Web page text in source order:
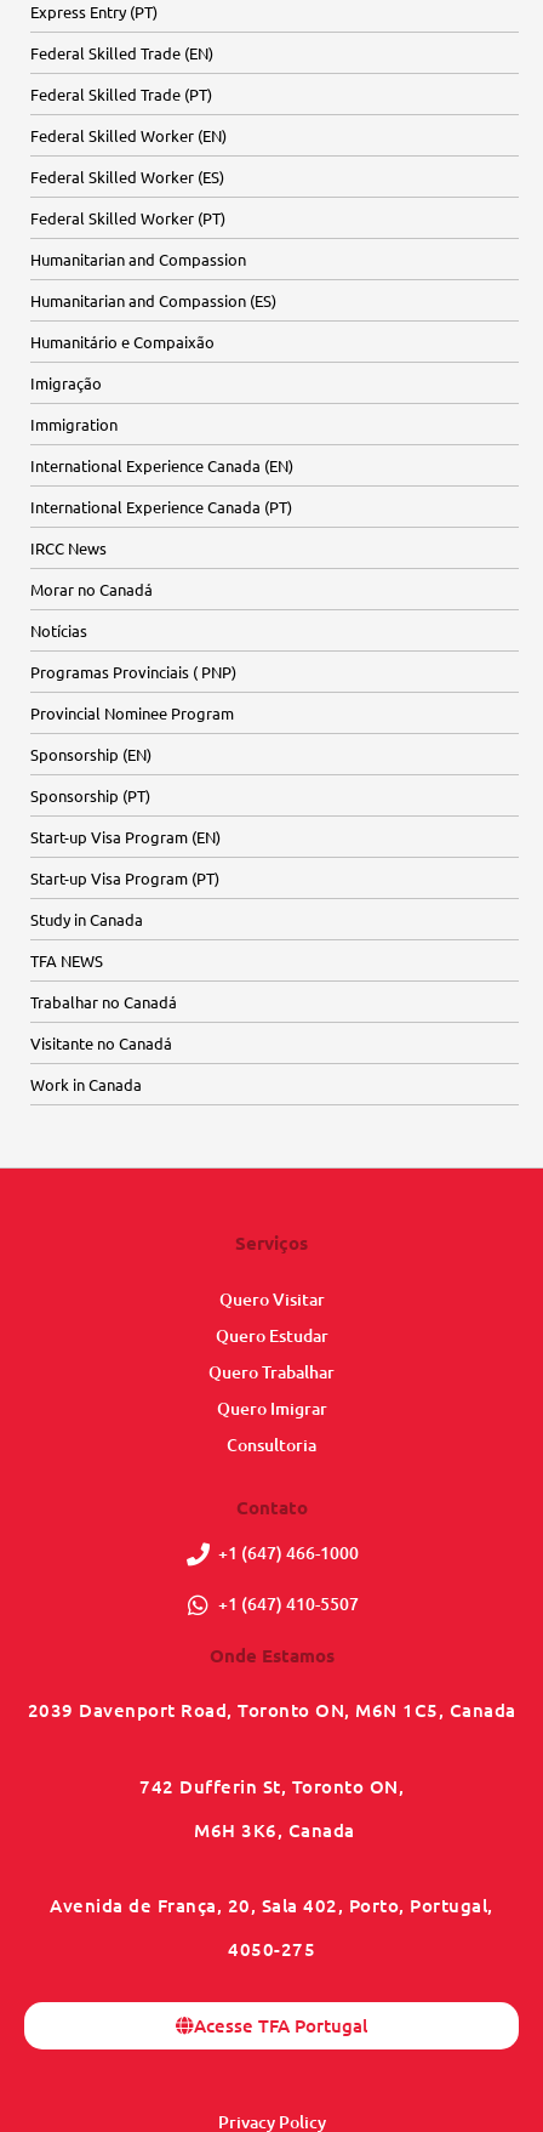
Express Entry (PT)
Federal Skilled Trade (EN)
Federal Skilled Trade (PT)
Federal Skilled Worker (EN)
Federal Skilled Worker (ES)
Federal Skilled Worker (PT)
Humanitarian and Compassion
Humanitarian and Compassion (ES)
Humanitário e Compaixão
Imigração
Immigration
International Experience Canada (EN)
International Experience Canada (PT)
IRCC News
Morar no Canadá
Notícias
Programas Provinciais ( PNP)
Provincial Nominee Program
Sponsorship (EN)
Sponsorship (PT)
Start-up Visa Program (EN)
Start-up Visa Program (PT)
Study in Canada
TFA NEWS
Trabalhar no Canadá
Visitante no Canadá
Work in Canada
Serviços
Quero Visitar
Quero Estudar
Quero Trabalhar
Quero Imigrar
Consultoria
Contato
+1 (647) 466-1000
+1 (647) 410-5507
Onde Estamos
2039 Davenport Road, Toronto ON, M6N 1C5, Canada
742 Dufferin St, Toronto ON,
M6H 3K6, Canada
Avenida de França, 20, Sala 402, Porto, Portugal,
4050-275
Acesse TFA Portugal
Privacy Policy